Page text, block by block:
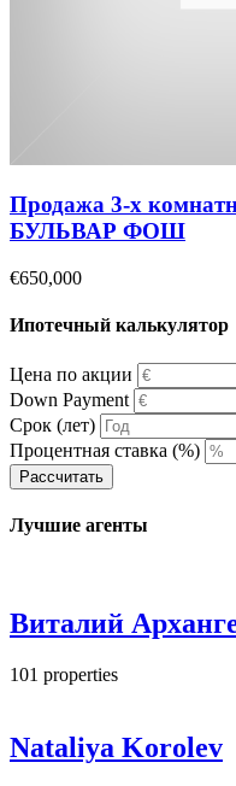
Продажа 3-х
БУЛЬВАР ФОШ
€650,000
Ипотечный калькулятор
Цена по акции
Down Payment
Срок (лет)
Процентная ставка (%)
Рассчитать
Лучшие агенты
Виталий
101 properties
Nataliya Korolev